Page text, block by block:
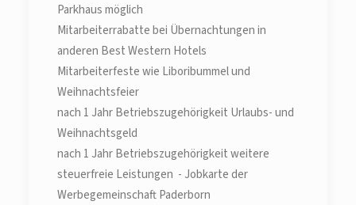
Parkhaus möglich
Mitarbeiterrabatte bei Übernachtungen in
anderen Best Western Hotels
Mitarbeiterfeste wie Liboribummel und
Weihnachtsfeier
nach 1 Jahr Betriebszugehörigkeit Urlaubs- und
Weihnachtsgeld
nach 1 Jahr Betriebszugehörigkeit weitere
steuerfreie Leistungen - Jobkarte der
Werbegemeinschaft Paderborn